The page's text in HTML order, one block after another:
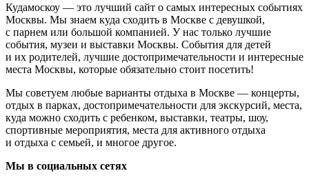
Кудамоскоу — это лучший сайт о самых интересных событиях
Москвы. Мы знаем куда сходить в Москве с девушкой,
с парнем или большой компанией. У нас только лучшие
события, музеи и выставки Москвы. События для детей
и их родителей, лучшие достопримечательности и интересные
места Москвы, которые обязательно стоит посетить!
Мы советуем любые варианты отдыха в Москве — концерты,
отдых в парках, достопримечательности для экскурсий, места,
куда можно сходить с ребенком, выставки, театры, шоу,
спортивные мероприятия, места для активного отдыха
и отдыха с семьей, и многое другое.
Мы в социальных сетях